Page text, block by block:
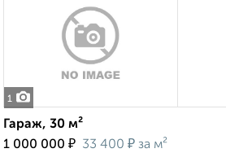
1
Гараж, 30 м²
1 000 000 ₽ 33 400 ₽ за м²